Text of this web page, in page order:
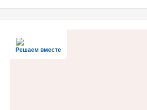
Решаем вместе